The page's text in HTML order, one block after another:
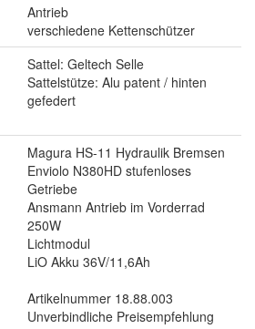
Antrieb
verschiedene Kettenschützer
Sattel: Geltech Selle
Sattelstütze: Alu patent / hinten
gefedert
Magura HS-11 Hydraulik Bremsen
Enviolo N380HD stufenloses
Getriebe
Ansmann Antrieb im Vorderrad
250W
Lichtmodul
LiO Akku 36V/11,6Ah
Artikelnummer 18.88.003
Unverbindliche Preisempfehlung